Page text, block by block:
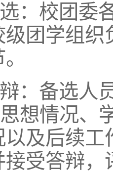
：校团委
团学组
：备选人
想情况、
及后续
受答辩